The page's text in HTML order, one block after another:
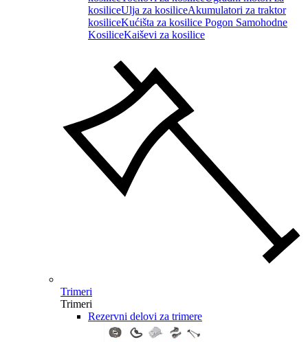
kosiliceUlja za kosiliceAkumulatori za traktor
kosiliceKućišta za kosilice Pogon Samohodne
KosiliceKaiševi za kosilice
Trimeri
Trimeri
Rezervni delovi za trimere